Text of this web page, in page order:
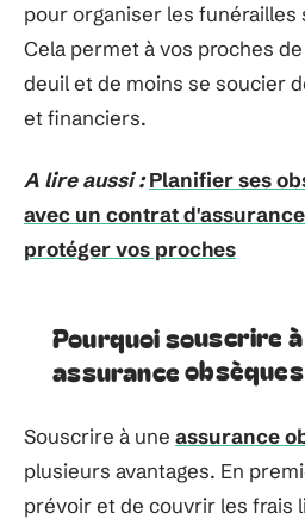
pour organiser les funérailles
Cela permet à vos proches
deuil et de moins se soucier
et financiers.
A lire aussi : Planifier ses
avec un contrat
protéger vos proches
Pourquoi souscrire
assurance
Souscrire à une assurance
plusieurs avantages. En
prévoir et de couvrir les frais